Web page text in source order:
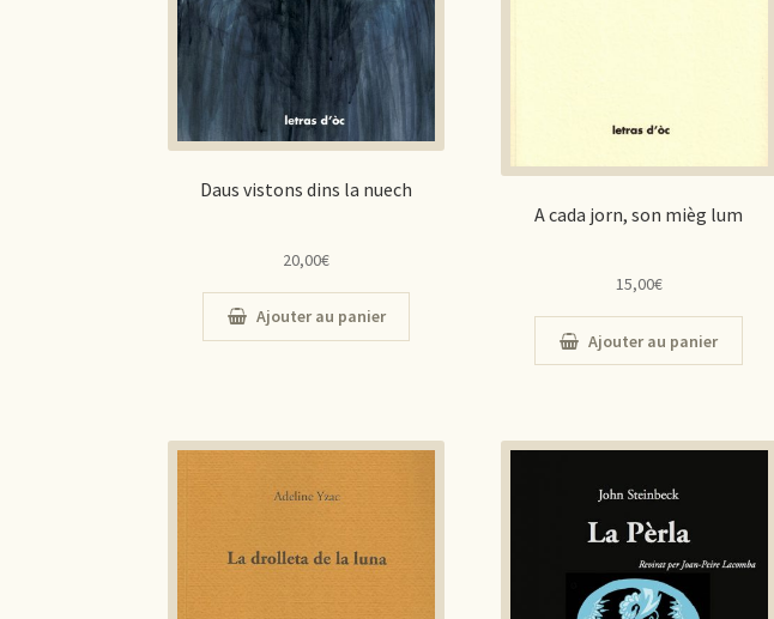
Daus vistons dins la nuech
20,00€
Ajouter au panier
A cada jorn, son mièg lum
15,00€
Ajouter au panier